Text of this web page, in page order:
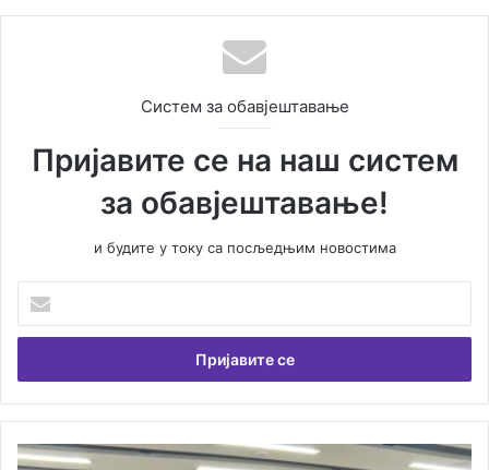
Систем за обавјештавање
Пријавите се на наш систем
за обавјештавање!
и будите у току са посљедњим новостима
е
и
т
В
С